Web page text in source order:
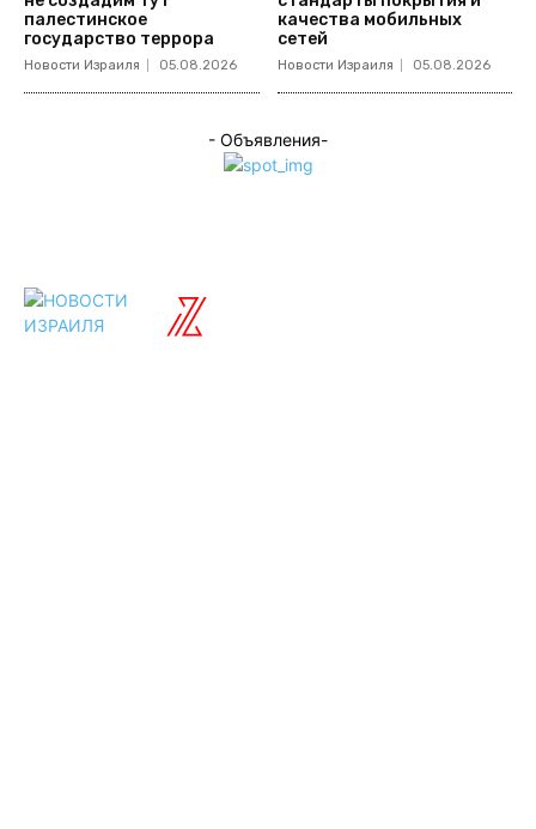
палестинское
государство террора
Новости Израиля 05.08.2026
качества мобильных
сетей
Новости Израиля 05.08.2026
- Объявления-